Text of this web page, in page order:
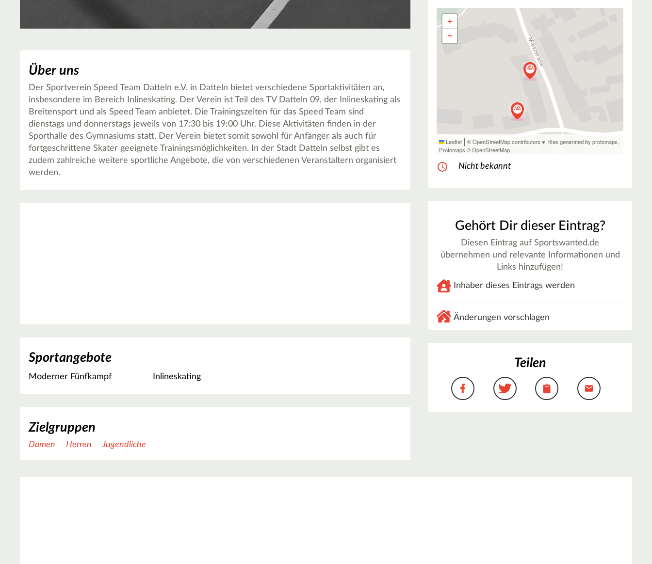
Über uns
Der Sportverein Speed Team Datteln e.V. in Datteln bietet verschiedene Sportaktivitäten an,
insbesondere im Bereich Inlineskating. Der Verein ist Teil des TV Datteln 09, der Inlineskating als
Breitensport und als Speed Team anbietet. Die Trainingszeiten für das Speed Team sind
dienstags und donnerstags jeweils von 17:30 bis 19:00 Uhr. Diese Aktivitäten finden in der
Sporthalle des Gymnasiums statt. Der Verein bietet somit sowohl für Anfänger als auch für
fortgeschrittene Skater geeignete Trainingsmöglichkeiten. In der Stadt Datteln selbst gibt es
zudem zahlreiche weitere sportliche Angebote, die von verschiedenen Veranstaltern organisiert
werden.
Sportangebote
Moderner Fünfkampf Inlineskating
Zielgruppen
Damen Herren Jugendliche
+
−
Leaflet | © OpenStreetMap contributors ♥,tiles generated by protomaps,
Protomaps ©OpenStreetMap
Nicht bekannt
Gehört Dir dieser Eintrag?
Diesen Eintrag auf Sportswanted.de
übernehmen und relevante Informationen und
Links hinzufügen!
Inhaber dieses Eintrags werden
Änderungen vorschlagen
Teilen